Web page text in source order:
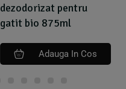
dezodorizat pentru
gatit bio 875ml
Adauga In Cos